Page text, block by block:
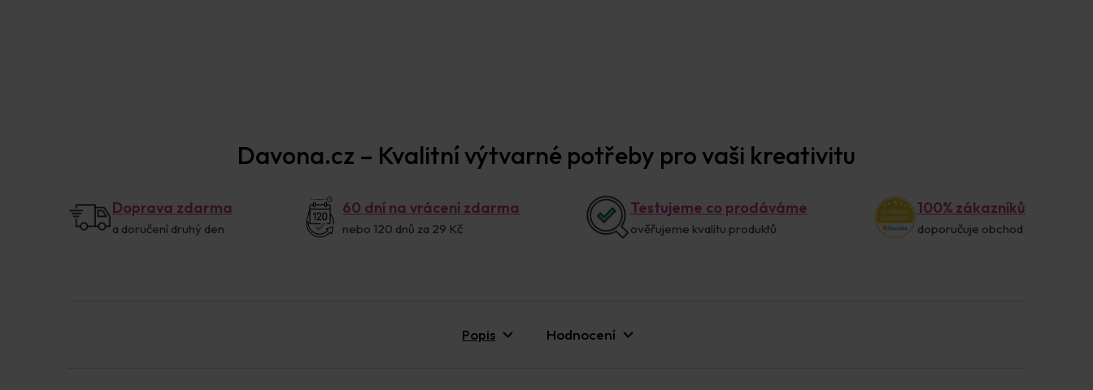
Davona.cz – Kvalitní výtvarné potřeby pro vaši kreativitu
Doprava zdarma
a doručení druhý den
60 dní na vrácení zdarma
nebo 120 dnů za 29 Kč
Testujeme co prodáváme
ověřujeme kvalitu produktů
100% zákazníků
doporučuje obchod
Popis Hodnocení